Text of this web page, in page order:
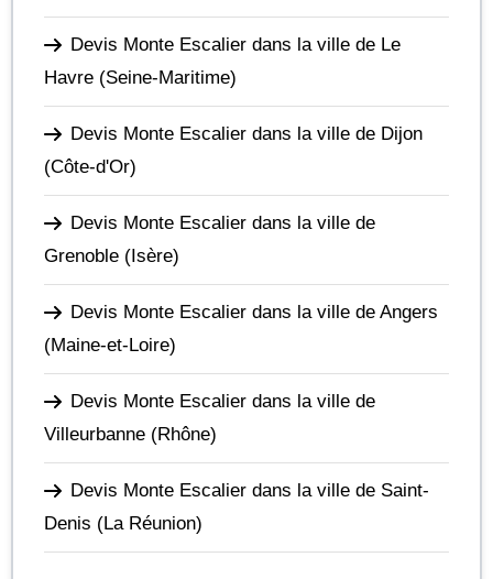
Devis Monte Escalier dans la ville de Le
Havre (Seine-Maritime)
Devis Monte Escalier dans la ville de Dijon
(Côte-d'Or)
Devis Monte Escalier dans la ville de
Grenoble (Isère)
Devis Monte Escalier dans la ville de Angers
(Maine-et-Loire)
Devis Monte Escalier dans la ville de
Villeurbanne (Rhône)
Devis Monte Escalier dans la ville de Saint-
Denis (La Réunion)